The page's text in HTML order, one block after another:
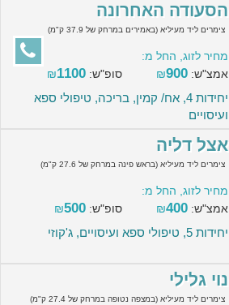
הסעודה האחרונה
צימרים ליד מעיליא (באמירים במרחק של 37.9 ק"מ)
מחיר לזוג, החל מ:
אמצ"ש:
₪900 סופ"ש: ₪1100
יחידות 4, אח/ קמין, בריכה, טיפולי ספא
ועיסויים
אצל דליה
צימרים ליד מעיליא (בראש פינה במרחק של 27.6 ק"מ)
מחיר לזוג, החל מ:
אמצ"ש:
₪400 סופ"ש: ₪500
יחידות 5, טיפולי ספא ועיסויים, ג'קוזי
נוי גלילי
צימרים ליד מעיליא (במצפה נטופה במרחק של 27.4 ק"מ)